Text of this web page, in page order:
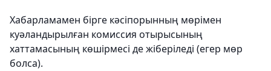
Хабарламамен бірге кәсіпорынның мөрімен
куәландырылған комиссия отырысының
хаттамасының көшірмесі де жіберіледі (егер мөр
болса).